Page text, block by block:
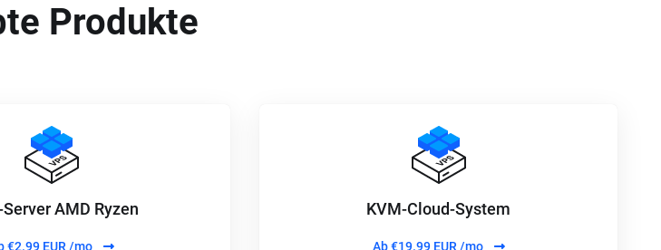
Produkte
AMD Ryzen
€2.99 EUR /mo
KVM-Cloud-System
Ab€19.99 EUR /mo